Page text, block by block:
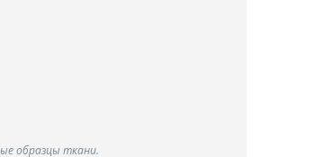
образцы ткани.